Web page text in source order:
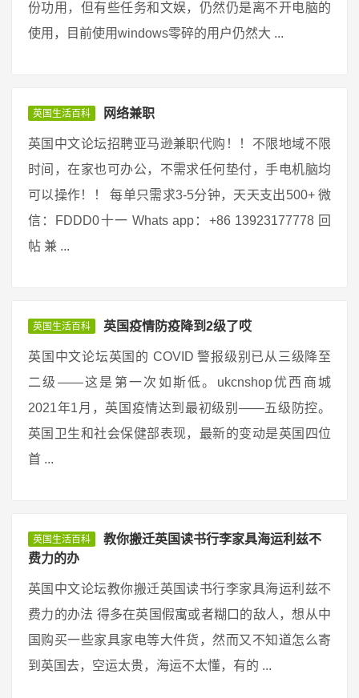
份功用，但有些任务和文娱，仍然仍是离不开电脑的
使用，目前使用windows零碎的用户仍然大 ...
英国生活百科 网络兼职
英国中文论坛招聘亚马逊兼职代购！！不限地域不限
时间，在家也可办公，不需求任何垫付，手电机脑均
可以操作！！ 每单只需求3-5分钟，天天支出500+ 微
信：FDDD0十一 Whats app：+86 13923177778 回
帖 兼 ...
英国生活百科 英国疫情防疫降到2级了哎
英国中文论坛英国的 COVID 警报级别已从三级降至
二级——这是第一次如斯低。ukcnshop优西商城
2021年1月，英国疫情达到最初级别——五级防控。
英国卫生和社会保健部表现，最新的变动是英国四位
首 ...
英国生活百科
教你搬迁英国读书行李家具海运利兹不
费力的办
英国中文论坛教你搬迁英国读书行李家具海运利兹不
费力的办法 得多在英国假寓或者糊口的敌人，想从中
国购买一些家具家电等大件货，然而又不知道怎么寄
到英国去，空运太贵，海运不太懂，有的 ...